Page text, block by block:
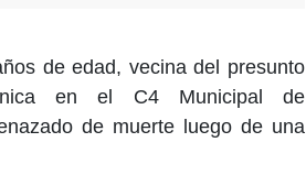
de edad, vecina del presunto
en el C4 Municipal de
de muerte luego de una